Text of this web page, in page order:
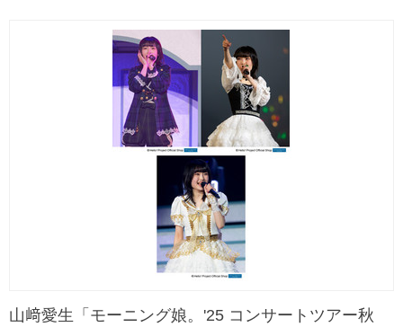
山﨑愛生「モーニング娘。'25 コンサートツアー秋